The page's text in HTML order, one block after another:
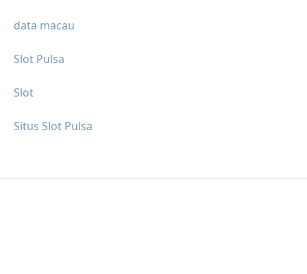
data macau
Slot Pulsa
Slot
Situs Slot Pulsa